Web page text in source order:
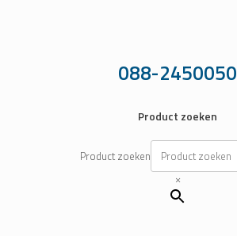
088-2450050
Product zoeken
Product zoeken
×